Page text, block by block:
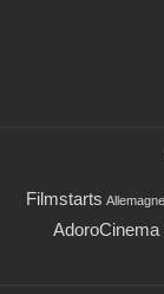
Filmstarts Allemagne
AdoroCinema